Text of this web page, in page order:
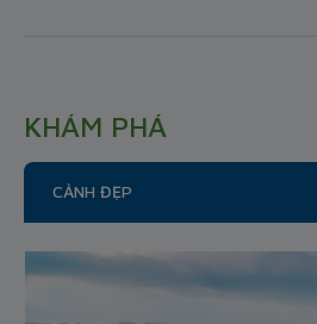
KHÁM PHÁ
CẢNH ĐẸP